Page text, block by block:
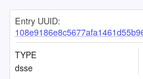
Entry UUID:
TYPE
dsse